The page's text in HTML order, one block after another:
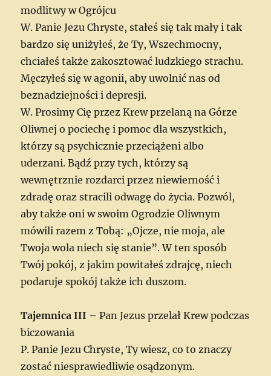
modlitwy w Ogrójcu
W. Panie Jezu Chryste, stałeś się tak mały i tak
bardzo się uniżyłeś, że Ty, Wszechmocny,
chciałeś także zakosztować ludzkiego strachu.
Męczyłeś się w agonii, aby uwolnić nas od
beznadziejności i depresji.
W. Prosimy Cię przez Krew przelaną na Górze
Oliwnej o pociechę i pomoc dla wszystkich,
którzy są psychicznie przeciążeni albo
uderzani. Bądź przy tych, którzy są
wewnętrznie rozdarci przez niewierność i
zdradę oraz stracili odwagę do życia. Pozwól,
aby także oni w swoim Ogrodzie Oliwnym
mówili razem z Tobą: „Ojcze, nie moja, ale
Twoja wola niech się stanie”. W ten sposób
Twój pokój, z jakim powitałeś zdrajcę, niech
podaruje spokój także ich duszom.
Tajemnica III –Pan Jezus przelał Krew podczas
biczowania
P. Panie Jezu Chryste, Ty wiesz, co to znaczy
zostać niesprawiedliwie osądzonym.